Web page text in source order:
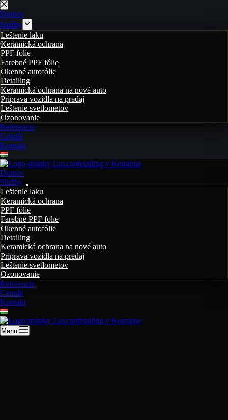
Skip
to
content
Domov
Služby
Leštenie laku
Keramická ochrana
PPF fólie
Farebné PPF fólie
Okenné autofólie
Detailing
Keramická ochrana na nové auto
Príprava vozidla na predaj
Leštenie svetlometov
Ozonovanie
Referencie
Cenník
Kontakt
Domov
Služby
Leštenie laku
Keramická ochrana
PPF fólie
Farebné PPF fólie
Okenné autofólie
Detailing
Keramická ochrana na nové auto
Príprava vozidla na predaj
Leštenie svetlometov
Ozonovanie
Referencie
Cenník
Kontakt
Menu